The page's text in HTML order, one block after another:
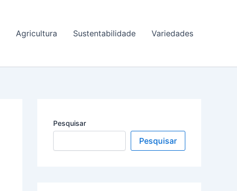
Agricultura Sustentabilidade Variedades
Pesquisar
Pesquisar